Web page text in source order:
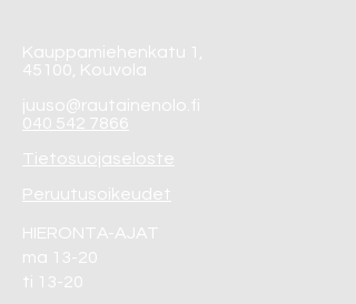
Kauppamiehenkatu 1,
45100, Kouvola
juuso@rautainenolo.fi
040 542 7866
Tietosuojaseloste
Peruutusoikeudet
HIERONTA-AJAT
ma 13-20
ti 13-20